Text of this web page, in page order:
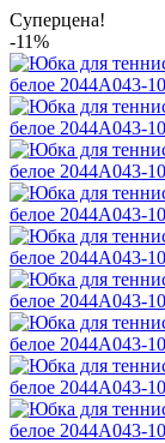
Суперцена!
-11%